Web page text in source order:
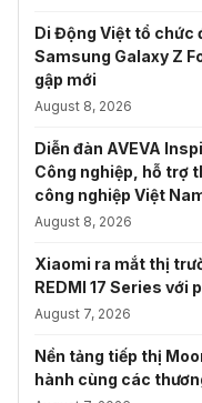
Di Động Việt tổ chức
Samsung Galaxy Z
gập mới
August 8, 2026
Diễn đàn AVEVA
Công nghiệp, hỗ trợ
công nghiệp Việt
August 8, 2026
Xiaomi ra mắt thị
REDMI 17 Series với
August 7, 2026
Nền tảng tiếp thị
hành cùng các